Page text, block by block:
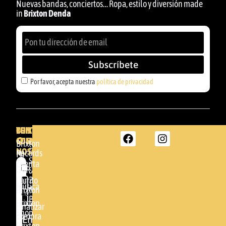
Nuevas bandas, conciertos… Ropa, estilo y diversión made
in Brixton Denda
Por favor, acepta nuestra política de privacidad
Subscríbete
BRIXTON
DENDA -
SHOP
Somera
24
48005 -
BILBAO
(+34)
BRIXTON
Brixton
Records
GBR
Música
Brixton
Shop
TU
CUENTA
Mi
cuenta
Carrito
Brixton
Finalizar
compra
CONTACTA
CON
NOSOTROS
Por
favor,
acepta
nuestra
política de
Enviar